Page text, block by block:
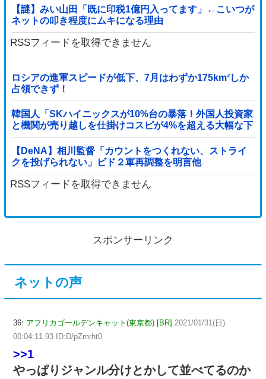
【謎】みい山田「既に印税1億円入ってます」←こいつが
ネットの叩き程度にムキになる理由
RSSフィードを取得できません
ロシアの進軍スピードが低下、7月はわずか175km²しか
占領できず！
韓国人「SKハイニックスが10%台の暴落！外国人投資家
と機関が売り越しを仕掛けコスピが4%を超える大幅な下
落‥」
【DeNA】相川監督「カウントをつくれない、ストライ
クを投げられない」ビド２軍再調整を明言他
RSSフィードを取得できません
スポンサーリンク
ネットの声
36: アフリカゴールデンキャット(東京都) [BR] 2021/01/31(日)
00:04:11.93 ID:D/pZmrht0
>>1
やっぱりジャンル分けとかして並べてるのか